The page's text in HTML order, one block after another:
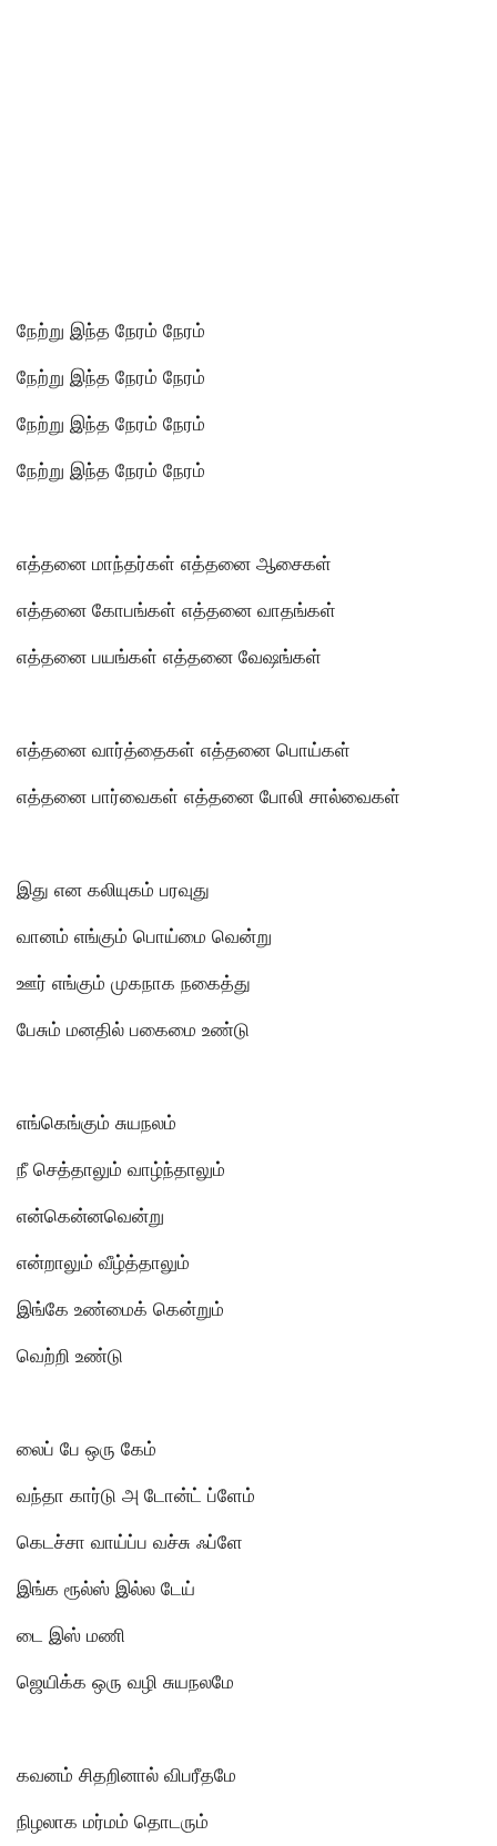
நேற்று இந்த நேரம் நேரம்
நேற்று இந்த நேரம் நேரம்
நேற்று இந்த நேரம் நேரம்
நேற்று இந்த நேரம் நேரம்
எத்தனை மாந்தர்கள் எத்தனை ஆசைகள்
எத்தனை கோபங்கள் எத்தனை வாதங்கள்
எத்தனை பயங்கள் எத்தனை வேஷங்கள்
எத்தனை வார்த்தைகள் எத்தனை பொய்கள்
எத்தனை பார்வைகள் எத்தனை போலி சால்வைகள்
இது என கலியுகம் பரவுது
வானம் எங்கும் பொய்மை வென்று
ஊர் எங்கும் முகநாக நகைத்து
பேசும் மனதில் பகைமை உண்டு
எங்கெங்கும் சுயநலம்
நீ செத்தாலும் வாழ்ந்தாலும்
என்கென்னவென்று
என்றாலும் வீழ்த்தாலும்
இங்கே உண்மைக் கென்றும்
வெற்றி உண்டு
லைப் பே ஒரு கேம்
வந்தா கார்டு அ டோன்ட் ப்ளேம்
கெடச்சா வாய்ப்ப வச்சு ஃப்ளே
இங்க ரூல்ஸ் இல்ல டேய்
டை இஸ் மணி
ஜெயிக்க ஒரு வழி சுயநலமே
கவனம் சிதறினால் விபரீதமே
நிழலாக மர்மம் தொடரும்